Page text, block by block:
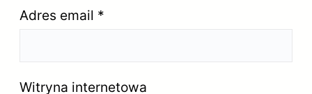
Adres email *
Witryna internetowa